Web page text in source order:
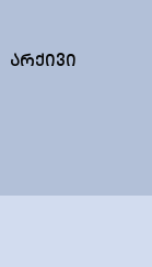
ᲐᲠᲥᲘᲕᲘ